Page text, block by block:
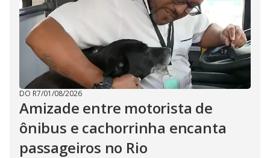
DO R7/01/08/2026
Amizade entre motorista de
ônibus e cachorrinha encanta
passageiros no Rio